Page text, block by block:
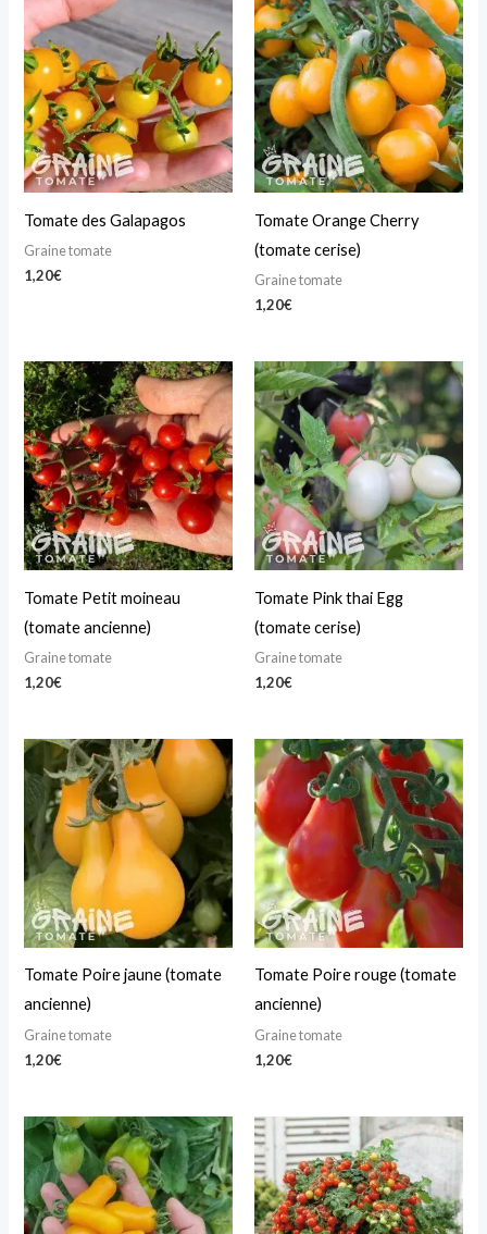
Tomate des Galapagos
Graine tomate
1,20€
Tomate Orange Cherry
(tomate cerise)
Graine tomate
1,20€
Tomate Petit moineau
(tomate ancienne)
Graine tomate
1,20€
Tomate Pink thai Egg
(tomate cerise)
Graine tomate
1,20€
Tomate Poire jaune (tomate
ancienne)
Graine tomate
1,20€
Tomate Poire rouge (tomate
ancienne)
Graine tomate
1,20€